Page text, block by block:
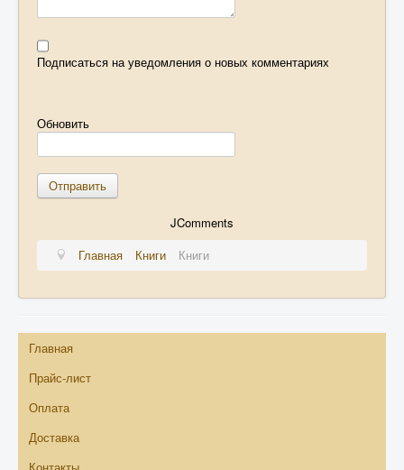
Подписаться на уведомления о новых комментариях
Обновить
Отправить
JComments
Главная
Книги Книги
Главная
Прайс-лист
Оплата
Доставка